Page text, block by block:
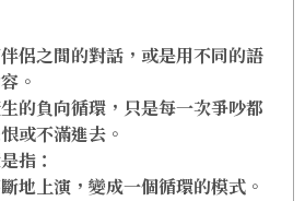
侶之間的對話，或是用不同的語
。
的負向循環，只是每一次爭吵都
或不滿進去。
指：
地上演，變成一個循環的模式 。